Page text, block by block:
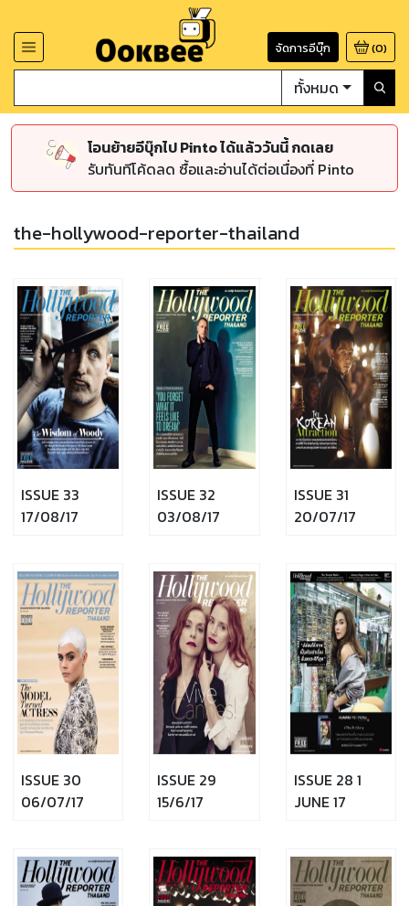
จัดการอีบุ๊ก (0)
ทั้งหมด
โอนย้ายอีบุ๊กไป Pinto ได้แล้ววันนี้ กดเลย
รับทันทีโค้ดลด ซื้อและอ่านได้ต่อเนื่องที่ Pinto
the-hollywood-reporter-thailand
ISSUE 33
17/08/17
ISSUE 32
03/08/17
ISSUE 31
20/07/17
ISSUE 30
06/07/17
ISSUE 29
15/6/17
ISSUE 28 1
JUNE 17